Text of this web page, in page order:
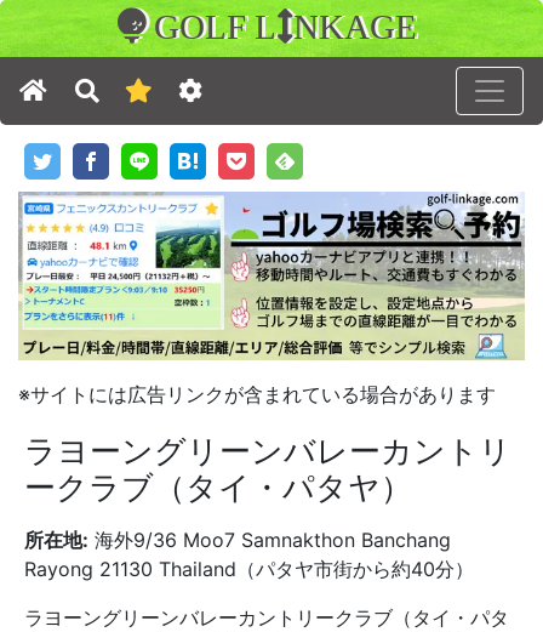
GOLF L NKAGE
※サイトには広告リンクが含まれている場合があります
ラヨーングリーンバレーカントリ
ークラブ（タイ・パタヤ）
所在地: 海外9/36 Moo7 Samnakthon Banchang
Rayong 21130 Thailand（パタヤ市街から約40分）
ラヨーングリーンバレーカントリークラブ（タイ・パタ